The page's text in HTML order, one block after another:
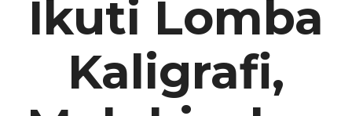
Ikuti Lomba
Kaligrafi,